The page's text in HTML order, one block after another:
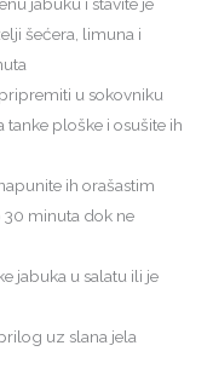
šećera, limuna i
u sokovniku
tanke ploške i osušite ih
ih orašastim
minuta dok ne
jabuka u salatu ili je
uz slana jela